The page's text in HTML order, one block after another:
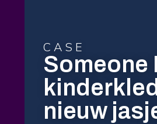
CASE
Someone
nieuw